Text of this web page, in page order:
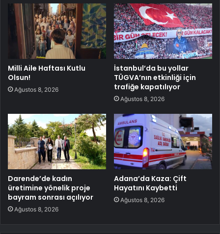
Milli Aile Haftası Kutlu
Olsun!
Ağustos 8, 2026
İstanbul’da bu yollar
TÜGVA’nın etkinliği için
trafiğe kapatılıyor
Ağustos 8, 2026
Darende’de kadın
üretimine yönelik proje
bayram sonrası açılıyor
Ağustos 8, 2026
Adana’da Kaza: Çift
Hayatını Kaybetti
Ağustos 8, 2026